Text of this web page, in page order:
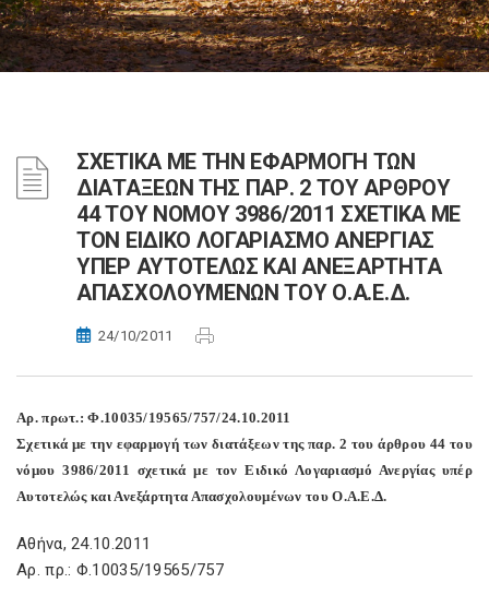
ΣΧΕΤΙΚΑ ΜΕ ΤΗΝ ΕΦΑΡΜΟΓΗ ΤΩΝ
ΔΙΑΤΑΞΕΩΝ ΤΗΣ ΠΑΡ. 2 ΤΟΥ ΑΡΘΡΟΥ
44 ΤΟΥ ΝΟΜΟΥ 3986/2011 ΣΧΕΤΙΚΑ ΜΕ
ΤΟΝ ΕΙΔΙΚΟ ΛΟΓΑΡΙΑΣΜΟ ΑΝΕΡΓΙΑΣ
ΥΠΕΡ ΑΥΤΟΤΕΛΩΣ ΚΑΙ ΑΝΕΞΑΡΤΗΤΑ
ΑΠΑΣΧΟΛΟΥΜΕΝΩΝ ΤΟΥ Ο.Α.Ε.Δ.
24/10/2011
Aρ. πρωτ.: Φ.10035/19565/757/24.10.2011
Σχετικά με την εφαρμογή των διατάξεων της παρ. 2 του άρθρου 44 του
νόμου 3986/2011 σχετικά με τον Ειδικό Λογαριασμό Ανεργίας υπέρ
Αυτοτελώς και Ανεξάρτητα Απασχολουμένων του Ο.Α.Ε.Δ.
Αθήνα, 24.10.2011
Aρ. πρ.: Φ.10035/19565/757